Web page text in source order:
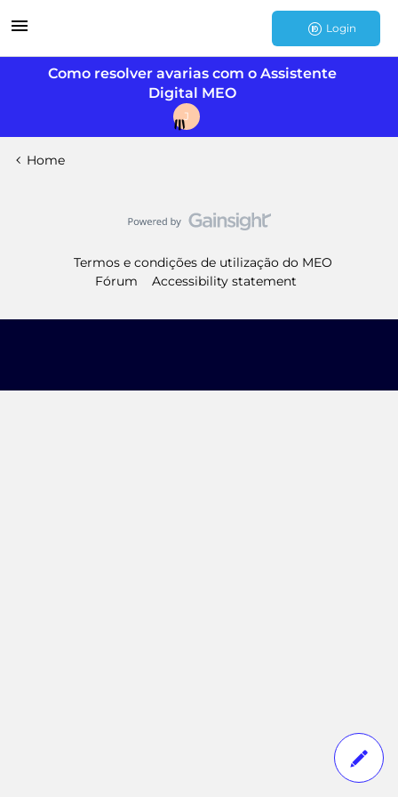
Login
Como resolver avarias com o Assistente
Digital MEO
J
Home
Termos e condições de utilização do MEO
Fórum
Accessibility statement